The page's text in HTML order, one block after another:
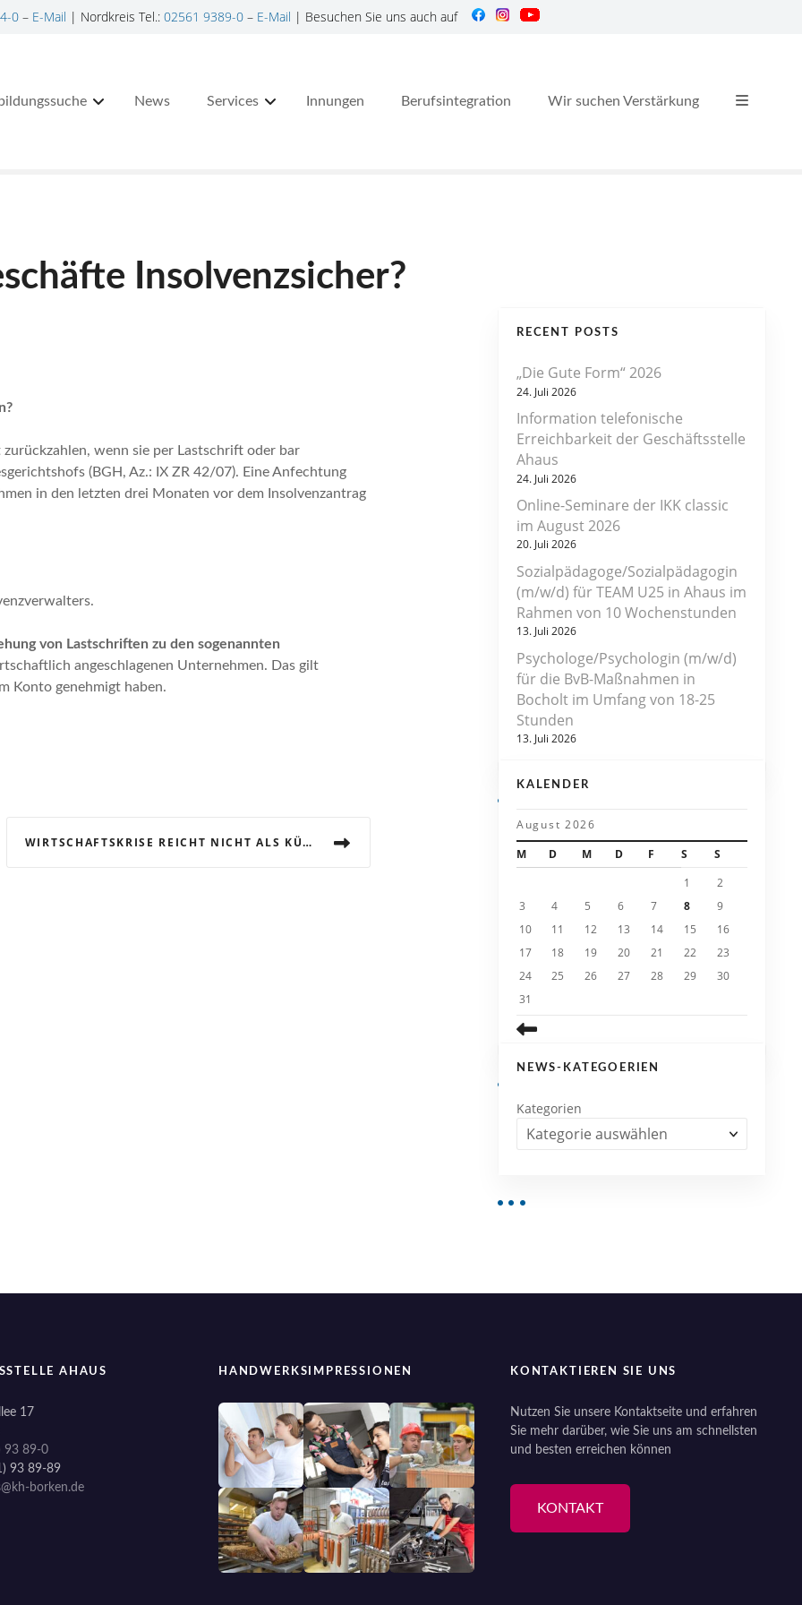
0– E-Mail | Nordkreis Tel.: 02561 9389-0– E-Mail | Besuchen Sie uns auch auf
News Services Innungen Berufsintegration Wir suchen Verstärkung
Insolvenzsicher?
wenn sie per Lastschrift oder bar
(BGH, Az.: IX ZR 42/07). Eine Anfechtung
in den letzten drei Monaten vor dem Insolvenzantrag
von Lastschriften zu den sogenannten
angeschlagenen Unternehmen. Das gilt
Konto genehmigt haben.
WIRTSCHAFTSKRISE REICHT NICHT ALS KÜNDIGUNGSGRUND
RECENT POSTS
„Die Gute Form“ 2026
24. Juli 2026
Information telefonische
Erreichbarkeit der Geschäftsstelle
Ahaus
24. Juli 2026
Online-Seminare der IKK classic
im August 2026
20. Juli 2026
Sozialpädagoge/Sozialpädagogin
(m/w/d) für TEAM U25 in Ahaus im
Rahmen von 10 Wochenstunden
13. Juli 2026
Psychologe/Psychologin (m/w/d)
für die BvB-Maßnahmen in
Bocholt im Umfang von 18-25
Stunden
13. Juli 2026
KALENDER
August 2026
M
D M D F S
S
1
2
3
4 5 6 7 8
9
10
11 12 13 14 15
16
17
18 19 20 21 22
23
24
25 26 27 28 29
30
31
NEWS-KATEGOERIEN
Kategorien
AHAUS
17
93 89-0
93 89-89
borken.de
HANDWERKSIMPRESSIONEN KONTAKTIEREN SIE UNS
Nutzen Sie unsere Kontaktseite und erfahren
Sie mehr darüber, wie Sie uns am schnellsten
und besten erreichen können
KONTAKT